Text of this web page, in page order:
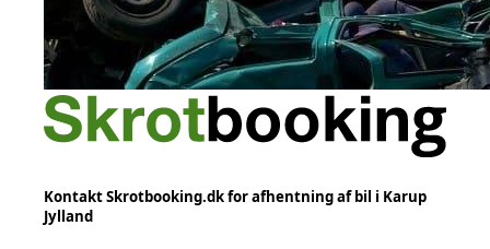
Kontakt Skrotbooking.dk for afhentning af bil i Karup
Jylland